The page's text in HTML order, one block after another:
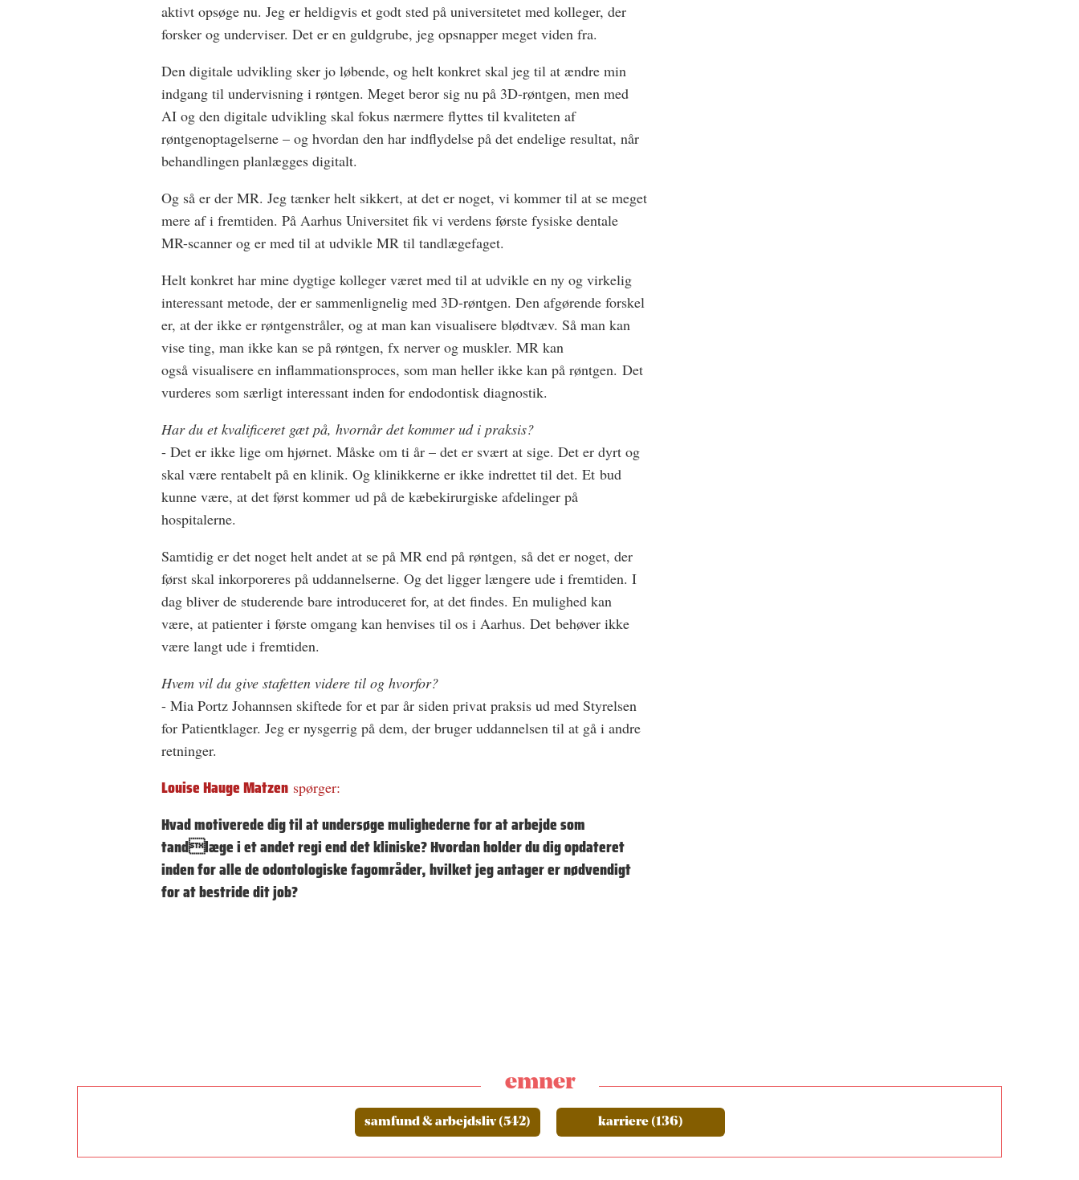
aktivt opsøge nu. Jeg er heldigvis et godt sted på universitetet med kolleger, der
forsker og underviser. Det er en guldgrube, jeg opsnapper meget viden fra.
Den digitale udvikling sker jo løbende, og helt konkret skal jeg til at ændre min
indgang til undervisning i røntgen. Meget beror sig nu på 3D-røntgen, men med
AI og den digitale udvikling skal fokus nærmere flyttes til kvaliteten af
røntgenoptagelserne – og hvordan den har indflydelse på det endelige resultat, når
behandlingen planlægges digitalt.
Og så er der MR. Jeg tænker helt sikkert, at det er noget, vi kommer til at se meget
mere af i fremtiden. På Aarhus Universitet fik vi verdens første fysiske dentale
MR-scanner og er med til at udvikle MR til tandlægefaget.
Helt konkret har mine dygtige kolleger været med til at udvikle en ny og virkelig
interessant metode, der er sammenlignelig med 3D-røntgen. Den afgørende forskel
er, at der ikke er røntgenstråler, og at man kan visualisere blødtvæv. Så man kan
vise ting, man ikke kan se på røntgen, fx nerver og muskler. MR kan
også visualisere en inflammationsproces, som man heller ikke kan på røntgen. Det
vurderes som særligt interessant inden for endodontisk diagnostik.
Har du et kvalificeret gæt på, hvornår det kommer ud i praksis?
- Det er ikke lige om hjørnet. Måske om ti år – det er svært at sige. Det er dyrt og
skal være rentabelt på en klinik. Og klinikkerne er ikke indrettet til det. Et bud
kunne være, at det først kommer ud på de kæbekirurgiske afdelinger på
hospitalerne.
Samtidig er det noget helt andet at se på MR end på røntgen, så det er noget, der
først skal inkorporeres på uddannelserne. Og det ligger længere ude i fremtiden. I
dag bliver de studerende bare introduceret for, at det findes. En mulighed kan
være, at patienter i første omgang kan henvises til os i Aarhus. Det behøver ikke
være langt ude i fremtiden.
Hvem vil du give stafetten videre til og hvorfor?
- Mia Portz Johannsen skiftede for et par år siden privat praksis ud med Styrelsen
for Patientklager. Jeg er nysgerrig på dem, der bruger uddannelsen til at gå i andre
retninger.
Louise Hauge Matzen spørger:
Hvad motiverede dig til at undersøge mulighederne for at arbejde som
tandlæge i et andet regi end det kliniske? Hvordan holder du dig opdateret
inden for alle de odontologiske fagområder, hvilket jeg antager er nødvendigt
for at bestride dit job?
emner
samfund & arbejdsliv (542) karriere (136)